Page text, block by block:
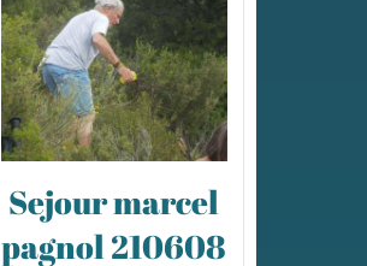
Sejour marcel
pagnol 210608